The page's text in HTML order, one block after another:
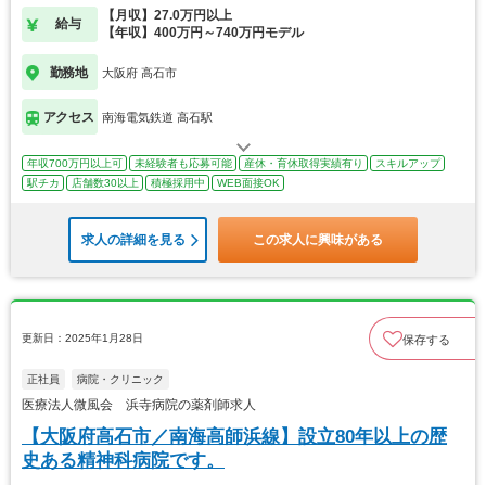
給与
【月収】27.0万円以上
【年収】400万円～740万円モデル
勤務地 大阪府 高石市
アクセス 南海電気鉄道 高石駅
年収700万円以上可 未経験者も応募可能 産休・育休取得実績有り
スキルアップ
駅チカ
店舗数30以上 積極採用中 WEB面接OK
求人の詳細を見る この求人に興味がある
更新日：2025年1月28日 保存する
正社員 病院・クリニック
医療法人微風会 浜寺病院の薬剤師求人
【大阪府高石市／南海高師浜線】設立80年以上の歴
史ある精神科病院です。